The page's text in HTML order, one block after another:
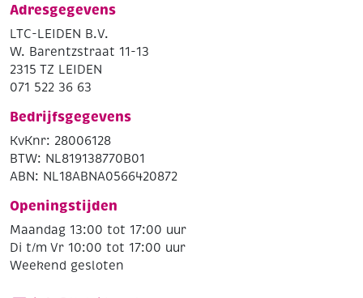
Adresgegevens
LTC-LEIDEN B.V.
W. Barentzstraat 11-13
2315 TZ LEIDEN
071 522 36 63
Bedrijfsgegevens
KvKnr: 28006128
BTW: NL819138770B01
ABN: NL18ABNA0566420872
Openingstijden
Maandag 13:00 tot 17:00 uur
Di t/m Vr 10:00 tot 17:00 uur
Weekend gesloten